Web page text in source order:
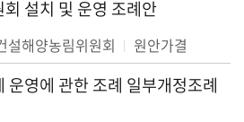
설치 및 운영 조례안
설해양농림위원회 원안가결
운영에 관한 조례 일부개정조례